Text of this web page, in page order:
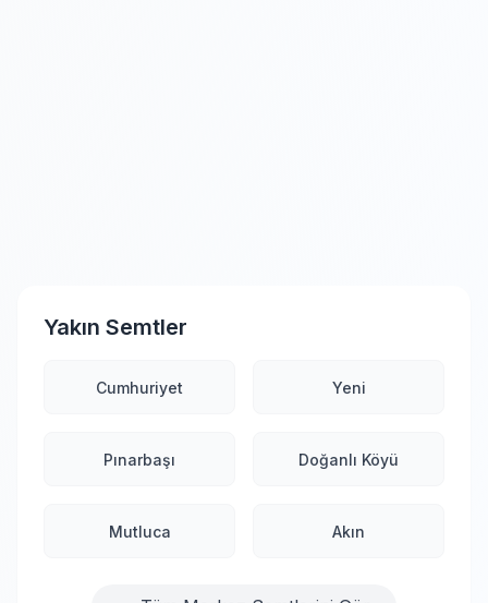
Yakın Semtler
Cumhuriyet Yeni
Pınarbaşı Doğanlı Köyü
Mutluca Akın